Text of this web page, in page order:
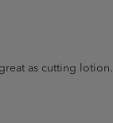
as cutting lotion.